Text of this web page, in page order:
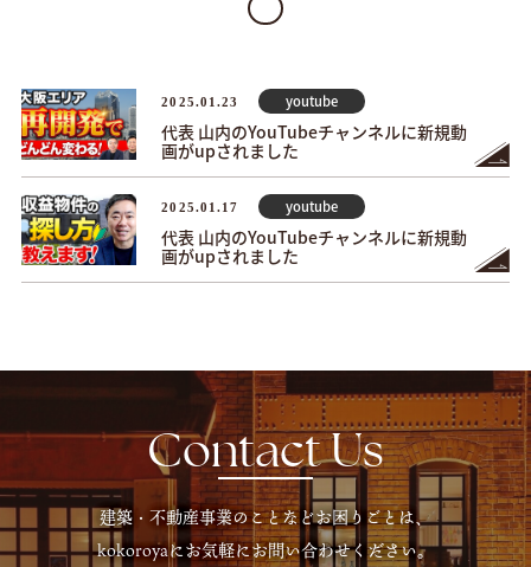
2025.01.23 youtube
代表 山内のYouTubeチャンネルに新規動
画がupされました
2025.01.17 youtube
代表 山内のYouTubeチャンネルに新規動
画がupされました
Contact Us
建築・不動産事業のことなどお困りごとは、
kokoroyaにお気軽にお問い合わせください。